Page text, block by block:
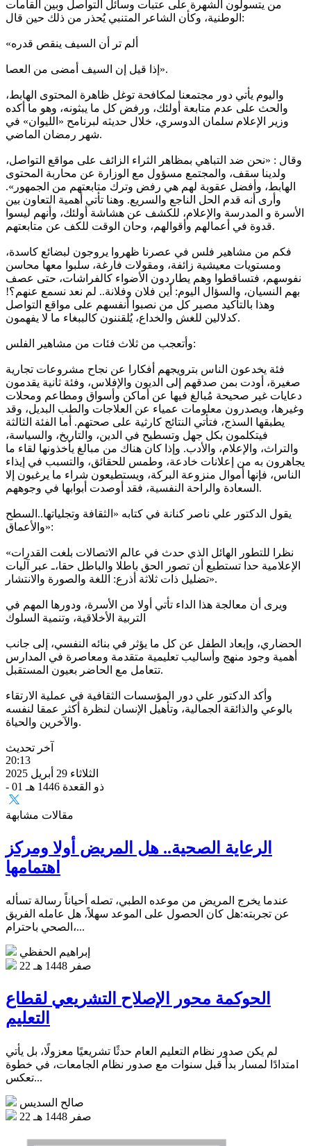
من يتسولون الشهرة على عتبات وسائل التواصل وبين القامات
الوطنية، وكأن الشاعر المتنبي يُحذر من ذلك حين قال:
«ألم تر أن السيف ينقص قدره
إذا قيل إن السيف أمضى من العصا».
واليوم يأتي دور مجتمعنا لمكافحة توغل ظاهرة المحتوى الهابط،
والحث على عدم متابعة أولئك، ورفض كل ما يبثونه، وهو ما أكده
وزير الإعلام سلمان الدوسري، خلال حديثه لبرنامح «الليوان» في
شهر رمضان الماضي.
وقال : «نحن ضد التباهي بمظاهر الثراء الزائف على مواقع التواصل،
ولدينا سقف، والمجتمع مسؤول مع الوزارة عن محاربة المحتوى
الهابط، وأفضل عقوبة لهم هي رفض وترك متابعتهم من الجمهور».
وأرى أنه قدم الحل الناجع والسريع. وهنا تأتي أهمية التعاون بين
الأسرة و المدرسة والإعلام، للكشف عن هشاشة أولئك، وأنهم ليسوا
قدوة في أعمالهم وأقوالهم، وحان الوقت للكف عن متابعتهم.
فكم من مشاهير فلس في عصرنا ظهروا يروجون لبضائع كاسدة،
ومستويات معيشية زائفة، ومقولات فارغة، سلبوا معها محاسن
نفوسهم، فتساقطوا وهم يطاردون الأضواء كالفراشات، حتى عصف
بهم النسيان، والسؤال اليوم: أين فلان وفلانة.. لم نعد نسمع عنهم؟!
وهذا بالتأكيد مصير كل من نصبوا أنفسهم على مواقع التواصل
كدلالين للغش والخداع، يُلقننون كالببغاء ما لا يفهمون.
وأتعجب من ثلاث فئات من مشاهير الفلس:
فئة يخدعون الناس بترويجهم أفكارا عن نجاح مشروعات تجارية
صغيرة، أودت بمن صدقهم إلى الديون والإفلاس، وفئة ثانية يقدمون
دعايات غير صحيحة مُبالغ فيها عن أماكن وأسواق ومطاعم ومحلات
وغيرها، ويصدرون معلومات عمياء عن العلاجات والطب البديل، وقد
يطبقها السذج، فتأتي النتائج كارثية على صحتهم. أما الفئة الثالثة
فيتكلمون بكل جهل وتسطيح في الدين، والتاريخ، والسياسة،
والتراث، والإعلام، والأدب. وإذا كان هناك من مبالغ يأخذونها لقاء ما
يجاهرون به من إعلانات خادعة، وطمس للحقائق، والتسبب في إيذاء
الناس، فإنها أموال منزوعة البركة، ويستطيعون شراء ما يرغبون إلا
السعادة والراحة النفسية، فقد أوصدت أبوابها في وجوههم.
يقول الدكتور علي ناصر كنانة في كتابه «الثقافة وتجلياتها..السطح
والأعماق»:
«نظرا للتطور الهائل الذي حدث في عالم الاتصالات بلغت القدرات
الإعلامية حدا تستطيع أن تصور الحق باطلا والباطل حقا،ـ عبر آليات
تضليل ذات ثلاثة أذرع: اللغة والصورة والانتشار».
ويرى أن معالجة هذا الداء تأتي أولا من الأسرة، ودورها المهم في
التربية الأخلاقية، وتنمية السلوك
الحضاري، وإبعاد الطفل عن كل ما يؤثر في بنائه النفسي، إلى جانب
أهمية وجود منهج وأساليب تعليمية متقدمة ومعاصرة في المدارس
تتعامل مع الحاضر بعيون المستقبل.
وأكد الدكتور علي دور المؤسسات الثقافية في عملية الارتقاء
بالوعي والذائقة الجمالية، وتأهيل الإنسان لنظرة أكثر عمقا لنفسه
والآخرين والحياة.
آخر تحديث
20:13
الثلاثاء 29 أبريل 2025
- 01 ذو القعدة 1446 هـ
مقالات مشابهة
الرعاية الصحية.. هل المريض أولا ومركز
اهتمامها
عندما يخرج المريض من موعده الطبي، تصله أحياناً رسالة تسأله
عن تجربته:هل كان الحصول على الموعد سهلاً، هل عامله الفريق
الصحي باحترام،...
إبراهيم الحفظي
22 صفر 1448 هـ
الحوكمة محور الإصلاح التشريعي لقطاع
التعليم
لم يكن صدور نظام التعليم العام حدثًا تشريعيًا معزولًا، بل يأتي
امتدادًا لمسار بدأ قبل سنوات مع صدور نظام الجامعات، في خطوة
تعكس...
صالح السديس
22 صفر 1448 هـ